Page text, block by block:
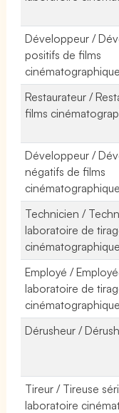
Développeur /
positifs de films
Restaurateur /
films
Développeur /
négatifs de films
Technicien /
laboratoire de
cinématographique
Employé /
laboratoire de
cinématographique
Dérusheur /
Tireur / Tireuse
laboratoire